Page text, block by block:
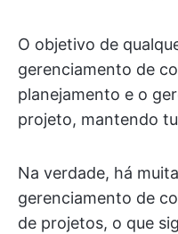
O objetivo de
gerenciamento de
planejamento e o
projeto, mantendo
Na verdade, há
gerenciamento de
de projetos, o que